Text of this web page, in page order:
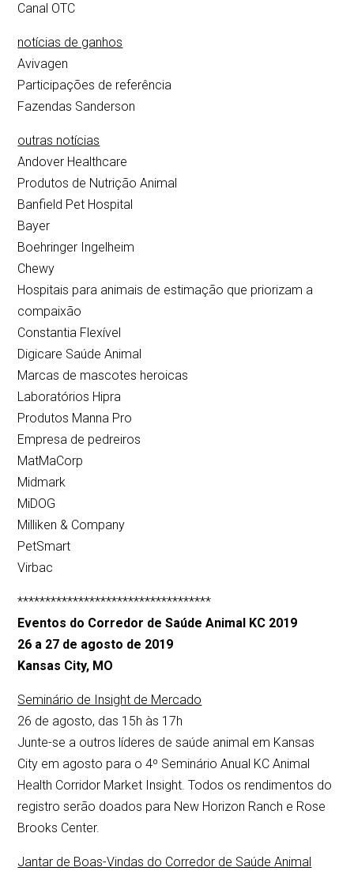
Canal OTC
notícias de ganhos
Avivagen
Participações de referência
Fazendas Sanderson
outras notícias
Andover Healthcare
Produtos de Nutrição Animal
Banfield Pet Hospital
Bayer
Boehringer Ingelheim
Chewy
Hospitais para animais de estimação que priorizam a
compaixão
Constantia Flexível
Digicare Saúde Animal
Marcas de mascotes heroicas
Laboratórios Hipra
Produtos Manna Pro
Empresa de pedreiros
MatMaCorp
Midmark
MiDOG
Milliken & Company
PetSmart
Virbac
***********************************
Eventos do Corredor de Saúde Animal KC 2019
26 a 27 de agosto de 2019
Kansas City, MO
Seminário de Insight de Mercado
26 de agosto, das 15h às 17h
Junte-se a outros líderes de saúde animal em Kansas
City em agosto para o 4º Seminário Anual KC Animal
Health Corridor Market Insight. Todos os rendimentos do
registro serão doados para New Horizon Ranch e Rose
Brooks Center.
Jantar de Boas-Vindas do Corredor de Saúde Animal